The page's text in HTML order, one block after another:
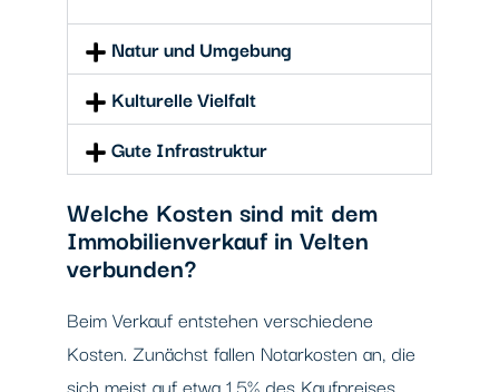
Natur und Umgebung
Kulturelle Vielfalt
Gute Infrastruktur
Welche Kosten sind mit dem
Immobilienverkauf in Velten
verbunden?
Beim Verkauf entstehen verschiedene
Kosten. Zunächst fallen Notarkosten an, die
sich meist auf etwa 1,5% des Kaufpreises